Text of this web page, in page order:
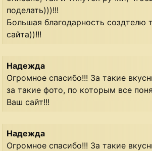
поделать)))!!!
Большая благодарность создтелю
сайта))!!!
Надежда
Огромное спасибо!!! За такие
за такие фото, по которым все
Ваш сайт!!!
Надежда
Огромное спасибо!!! За такие